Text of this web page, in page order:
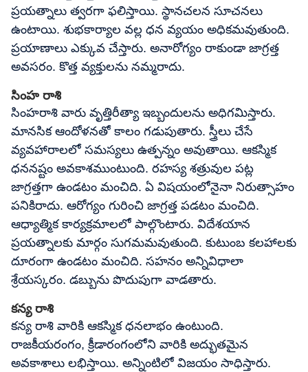
ప్రయత్నాలు త్వరగా ఫలిస్తాయి. స్థానచలన సూచనలు
ఉంటాయి. శుభకార్యాల వల్ల ధన వ్యయం అధికమవుతుంది.
ప్రయాణాలు ఎక్కువ చేస్తారు. అనారోగ్యం రాకుండా జాగ్రత్త
అవసరం. కొత్త వ్యక్తులను నమ్మరాదు.
సింహ రాశి
సింహరాశి వారు వృత్తిరీత్యా ఇబ్బందులను అధిగమిస్తారు.
మానసిక ఆందోళనతో కాలం గడుపుతారు. స్త్రీలు చేసే
వ్యవహారాలలో సమస్యలు ఉత్పన్నం అవుతాయి. ఆకస్మిక
ధననష్టం అవకాశముంటుంది. రహస్య శత్రువుల పట్ల
జాగ్రత్తగా ఉండటం మంచిది. ఏ విషయంలోనైనా నిరుత్సాహం
పనికిరాదు. ఆరోగ్యం గురించి జాగ్రత్త పడటం మంచిది.
ఆధ్యాత్మిక కార్యక్రమాలలో పాల్గొంటారు. విదేశయాన
ప్రయత్నాలకు మార్గం సుగమమవుతుంది. కుటుంబ కలహాలకు
దూరంగా ఉండటం మంచిది. సహనం అన్నివిధాలా
శ్రేయస్కరం. డబ్బును పొదుపుగా వాడతారు.
కన్య రాశి
కన్య రాశి వారికి ఆకస్మిక ధనలాభం ఉంటుంది.
రాజకీయరంగం, క్రీడారంగంలోని వారికి అద్భుతమైన
అవకాశాలు లభిస్తాయి. అన్నింటిలో విజయం సాధిస్తారు.